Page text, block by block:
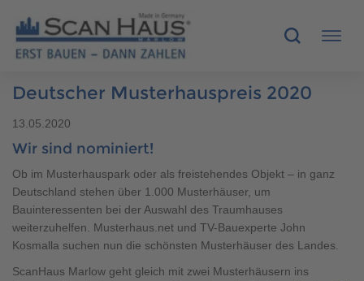
MUSTERHÄUSER
SCANHAUS-VORTEILE
RUND UMS BAUEN
ÜBER UNS
Deutscher Musterhauspreis 2020
13.05.2020
Wir sind nominiert!
Ob im Musterhauspark oder als freistehendes Objekt – in ganz
Deutschland stehen über 1.000 Musterhäuser, um
Bauinteressenten bei der Auswahl des Traumhauses
weiterzuhelfen. Musterhaus.net und TV-Bauexperte John
Kosmalla suchen nun die schönsten Musterhäuser des Landes.
ScanHaus Marlow geht gleich mit zwei Musterhäusern ins